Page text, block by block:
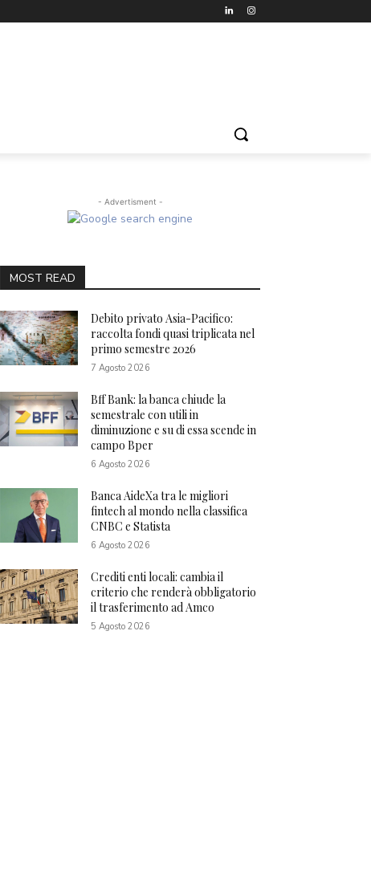
- Advertisment -
MOST READ
Debito privato Asia-Pacifico:
raccolta fondi quasi triplicata nel
primo semestre 2026
7 Agosto 2026
Bff Bank: la banca chiude la
semestrale con utili in
diminuzione e su di essa scende in
campo Bper
6 Agosto 2026
Banca AideXa tra le migliori
fintech al mondo nella classifica
CNBC e Statista
6 Agosto 2026
Crediti enti locali: cambia il
criterio che renderà obbligatorio
il trasferimento ad Amco
5 Agosto 2026